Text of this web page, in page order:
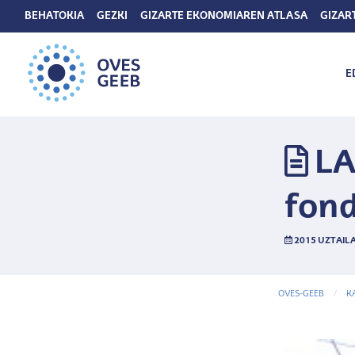
BEHATOKIA GEZKI GIZARTE EKONOMIAREN ATLASA
2015
OVES-GEEB